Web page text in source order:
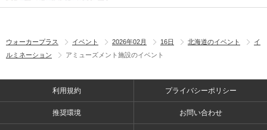
ウォーカープラス イベント 2026年02月 16日 北海道のイベント
イ
ルミネーション
アミューズメント施設のイベント
利用規約 プライバシーポリシー
推奨環境 お問い合わせ